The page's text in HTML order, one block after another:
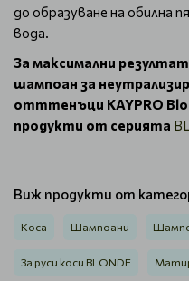
до образуване на обилна
вода.
За максимални
шампоан за
отттенъци KAYPRO
продукти от серията
Виж продукти от
Коса Шампоани
За руси коси BLONDE